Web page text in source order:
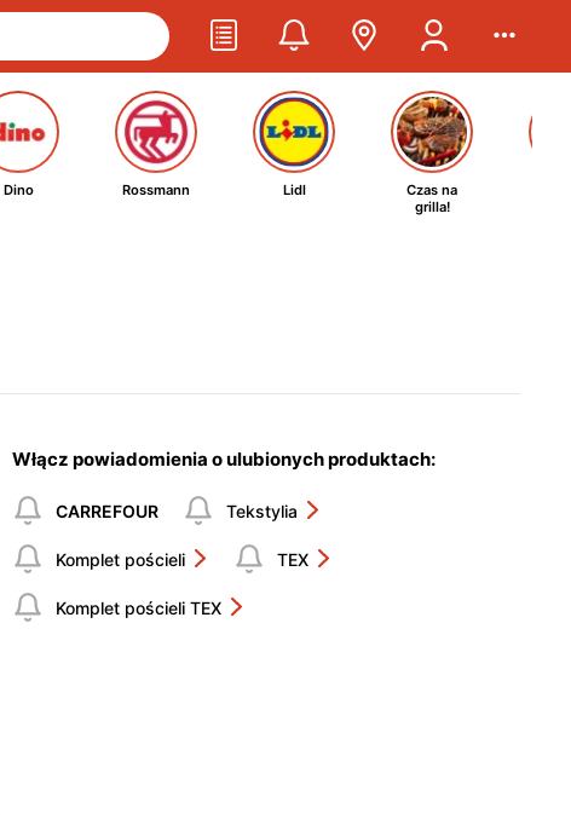
Dino Rossmann Lidl
Czas na
grilla!
Włącz powiadomienia o ulubionych produktach:
CARREFOUR Tekstylia
Komplet pościeli TEX
Komplet pościeli TEX